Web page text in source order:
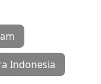
Indonesia